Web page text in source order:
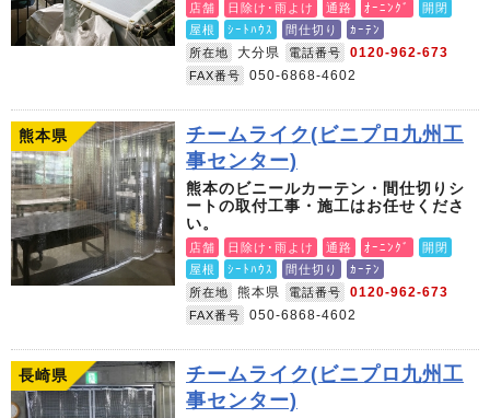
店舗 日除け･雨よけ 通路 ｵｰﾆﾝｸﾞ
開閉
屋根
ｼｰﾄﾊｳｽ 間仕切り
ｶｰﾃﾝ
所在地
大分県 電話番号 0120-962-673
FAX番号 050-6868-4602
熊本県
チームライク(ビニプロ九州工
事センター)
熊本のビニールカーテン・間仕切りシ
ートの取付工事・施工はお任せくださ
い。
店舗 日除け･雨よけ 通路 ｵｰﾆﾝｸﾞ
開閉
屋根
ｼｰﾄﾊｳｽ 間仕切り
ｶｰﾃﾝ
所在地
熊本県 電話番号 0120-962-673
FAX番号 050-6868-4602
長崎県
チームライク(ビニプロ九州工
事センター)